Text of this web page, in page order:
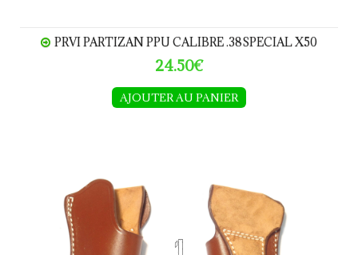
PRVI PARTIZAN PPU CALIBRE .38SPECIAL X50
24.50€
AJOUTER AU PANIER